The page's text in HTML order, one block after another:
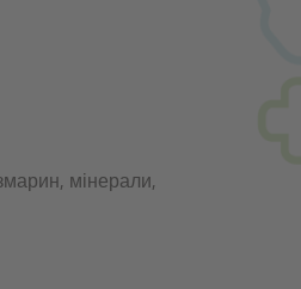
мінерали,